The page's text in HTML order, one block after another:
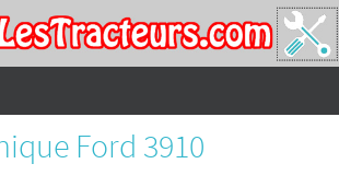
Ford 3910